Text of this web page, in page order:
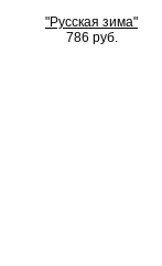
"Русская зима"
786 руб.